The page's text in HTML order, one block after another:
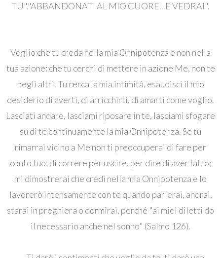
TU"."ABBANDONATI AL MIO CUORE...E VEDRAI".
Voglio che tu creda nella mia Onnipotenza e non nella
tua azione: che tu cerchi di mettere in azione Me, non te
negli altri. Tu cerca la mia intimità, esaudisci il mio
desiderio di averti, di arricchirti, di amarti come voglio.
Lasciati andare, lasciami riposare in te, lasciami sfogare
su di te continuamente la mia Onnipotenza. Se tu
rimarrai vicino a Me non ti preoccuperai di fare per
conto tuo, di correre per uscire, per dire di aver fatto;
mi dimostrerai che credi nella mia Onnipotenza e Io
lavorerò intensamente con te quando parlerai, andrai,
starai in preghiera o dormirai, perché "ai miei diletti do
il necessario anche nel sonno" (Salmo 126).